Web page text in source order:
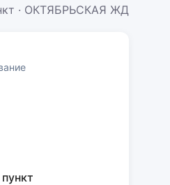
· ОКТЯБРЬСКАЯ ЖД